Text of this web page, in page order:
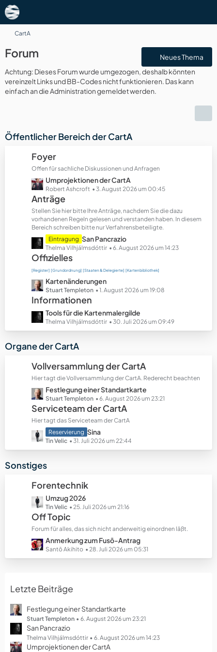
CartA
Forum
Neues Thema
Achtung: Dieses Forum wurde umgezogen, deshalb könnten
vereinzelt Links und BB-Codes nicht funktionieren. Das kann
einfach an die Administration gemeldet werden.
Öffentlicher Bereich der CartA
Foyer
Offen für sachliche Diskussionen und Anfragen
L
e
t
z
t
e
B
e
i
t
ä
g
e
Umprojektionen der CartA
Robert Ashcroft 3. August 2026 um 00:45
Anträge
Stellen Sie hier bitte Ihre Anträge, nachdem Sie die dazu
vorhandenen Regeln gelesen und verstanden haben. In diesem
Bereich schreiben bitte nur Verfahrensbeteiligte.
L
e
t
z
t
e
B
ä
e
Eintragung San Pancrazio
Thelma Vilhjálmsdóttir 6. August 2026 um 14:23
Offizielles
[Register] [Grundordnung] [Staaten & Delegierte] [Kartenbibliothek]
L
e
z
e
e
t
r
ä
g
e
Kartenänderungen
Stuart Templeton 1. August 2026 um 19:08
Informationen
L
e
t
t
e
B
e
i
t
r
ä
g
e
Tools für die Kartenmalergilde
Thelma Vilhjálmsdóttir 30. Juli 2026 um 09:49
Organe der CartA
Vollversammlung der CartA
Hier tagt die Vollversammlung der CartA. Rederecht beachten
L
e
t
z
t
e
B
i
r
ä
g
e
Festlegung einer Standartkarte
Stuart Templeton 6. August 2026 um 23:21
Serviceteam der CartA
Hier tagt das Serviceteam der CartA
L
e
t
t
e
B
e
i
t
r
ä
g
e
Reservierung Sina
Tin Velic 31. Juli 2026 um 22:44
Sonstiges
Forentechnik
L
e
t
z
t
e
B
t
r
g
Umzug 2026
Tin Velic 25. Juli 2026 um 21:16
Off Topic
Forum für alles, das sich nicht anderweitig einordnen läßt.
L
e
t
e
e
i
t
r
ä
Anmerkung zum Fusō-Antrag
Santō Akihito 28. Juli 2026 um 05:31
Letzte Beiträge
Festlegung einer Standartkarte
Stuart Templeton 6. August 2026 um 23:21
San Pancrazio
Thelma Vilhjálmsdóttir 6. August 2026 um 14:23
Umprojektionen der CartA